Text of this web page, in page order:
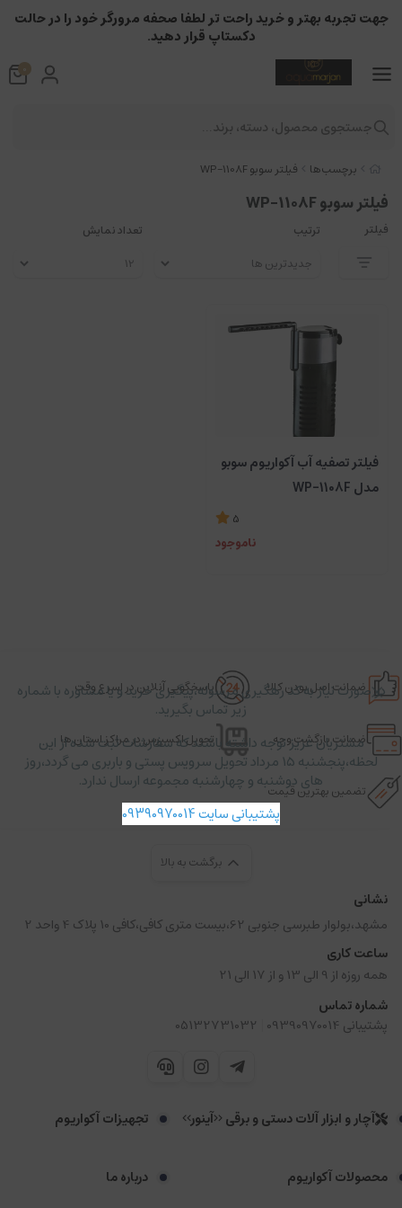
برچسب‌ها فیلتر سوبو WP-1108F
فیلتر سوبو WP-1108F
فیلتر ترتیب تعداد نمایش
فیلتر تصفیه آب آکواریوم سوبو
مدل WP-1108F
5
ناموجود
ضمانت اصل بودن کالا پاسخگویی آنلاین در اسرع وقت
ضمانت بازگشت وجه تحویل اکسپرس در مراکز استان ها
تضمین بهترین قیمت
برگشت به بالا
نشانی
مشهد،بولوار طبرسی جنوبی 62،بیست متری کافی،کافی 10 پلاک 4 واحد 2
ساعت کاری
همه روزه از 9 الی 13 و از 17 الی 21
شماره تماس
پشتیبانی 09390970014
05132731032
آچار و ابزار آلات دستی و برقی <<آینور>> تجهیزات آکواریوم
محصولات آکواریوم درباره ما
جهت تجربه بهتر و خرید راحت تر لطفا صحفه مرورگر خود را در حالت
دکستاپ قرار دهید.
0
جستجوی محصول، دسته، برند...
در صورت نیاز به کد رهگیری مرسوله،پیگیری خرید و یا مشاوره با شماره
زیر تماس بگیرید.
مشتریان عزیز توجه داشته باشند که سفارشات ثبت شده از این
لحظه،پنجشنبه ۱۵ مرداد تحویل سرویس پستی و باربری می گردد،روز
های دوشنبه و چهارشنبه مجموعه ارسال ندارد.
پشتیبانی سایت 09390970014